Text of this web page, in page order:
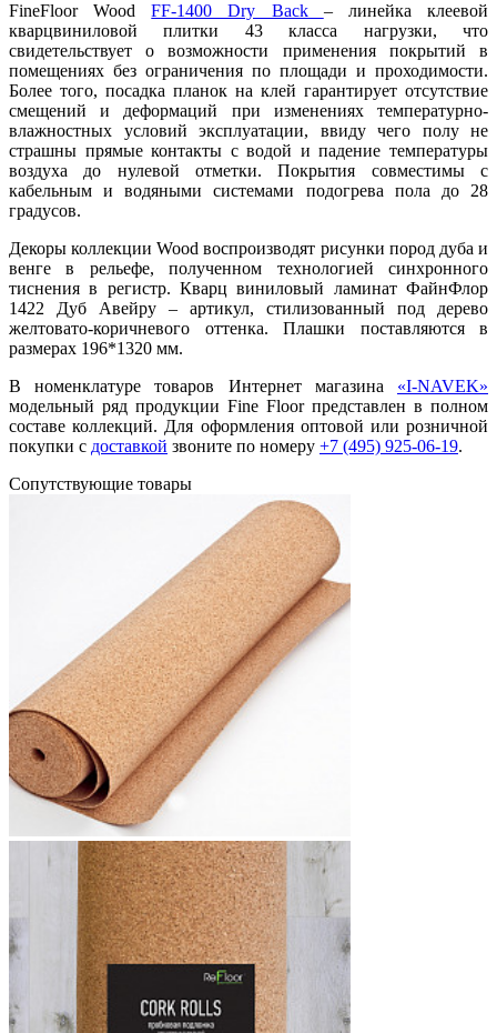
FineFloor WoodFF-1400 Dry Back – линейка клеевой
кварцвиниловой плитки 43 класса нагрузки, что
свидетельствует о возможности применения покрытий в
помещениях без ограничения по площади и проходимости.
Более того, посадка планок на клей гарантирует отсутствие
смещений и деформаций при изменениях температурно-
влажностных условий эксплуатации, ввиду чего полу не
страшны прямые контакты с водой и падение температуры
воздуха до нулевой отметки. Покрытия совместимы с
кабельным и водяными системами подогрева пола до 28
градусов.
Декоры коллекции Wood воспроизводят рисунки пород дуба и
венге в рельефе, полученном технологией синхронного
тиснения в регистр. Кварц виниловый ламинат ФайнФлор
1422 Дуб Авейру – артикул, стилизованный под дерево
желтовато-коричневого оттенка. Плашки поставляются в
размерах 196*1320 мм.
В номенклатуре товаров Интернет магазина «I-NAVEK»
модельный ряд продукции Fine Floor представлен в полном
составе коллекций. Для оформления оптовой или розничной
покупки с доставкой звоните по номеру +7 (495) 925-06-19.
Cопутствующие товары